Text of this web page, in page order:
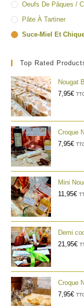
Oeufs De Pâques /
Pâte À Tartiner
Suce-Miel Et
Top Rated
Nougat
7,95€
Croque
7,95€
Mini
11,95€
Demi
21,95€
Croque
7,95€